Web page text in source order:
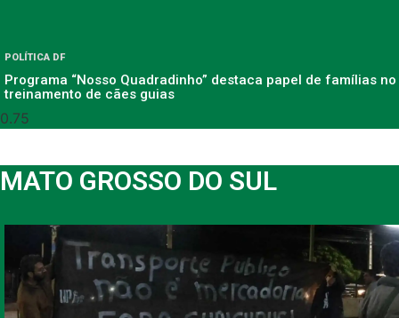
POLÍTICA DF
Programa “Nosso Quadradinho” destaca papel de famílias no
treinamento de cães guias
MATO GROSSO DO SUL